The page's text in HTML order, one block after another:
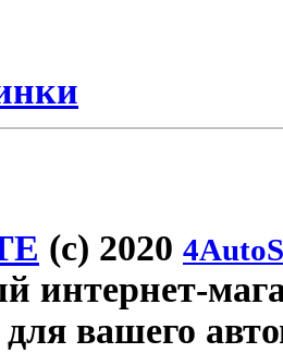
(c) 2020
интернет-
для вашего